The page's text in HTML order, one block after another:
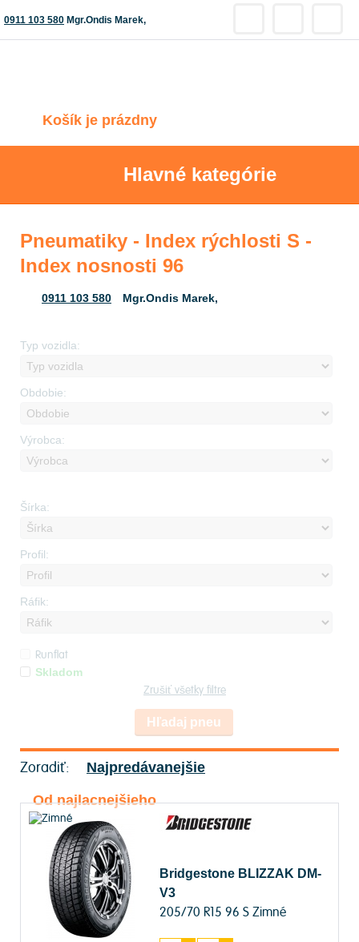
0911 103 580 Mgr.Ondis Marek,
Košík je prázdny
Hlavné kategórie
Pneumatiky - Index rýchlosti S -
Index nosnosti 96
0911 103 580 Mgr.Ondis Marek,
Typ vozidla:
Obdobie:
Výrobca:
Šírka:
Profil:
Ráfik:
Runflat
Skladom
Zrušiť všetky filtre
Hľadaj pneu
Zoradiť: Najpredávanejšie
Od najlacnejšieho
Bridgestone BLIZZAK DM-
V3
205/70 R15 96 S Zimné